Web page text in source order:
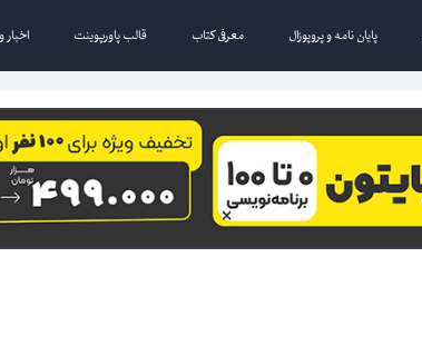
پایان نامه و پروپوزال معرفی کتاب قالب پاورپوینت اخبار